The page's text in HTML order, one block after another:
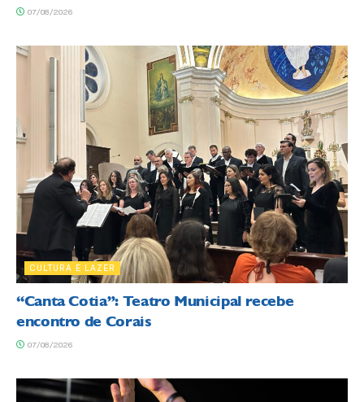
07/08/2026
CULTURA E LAZER
“Canta Cotia”: Teatro Municipal recebe
encontro de Corais
07/08/2026